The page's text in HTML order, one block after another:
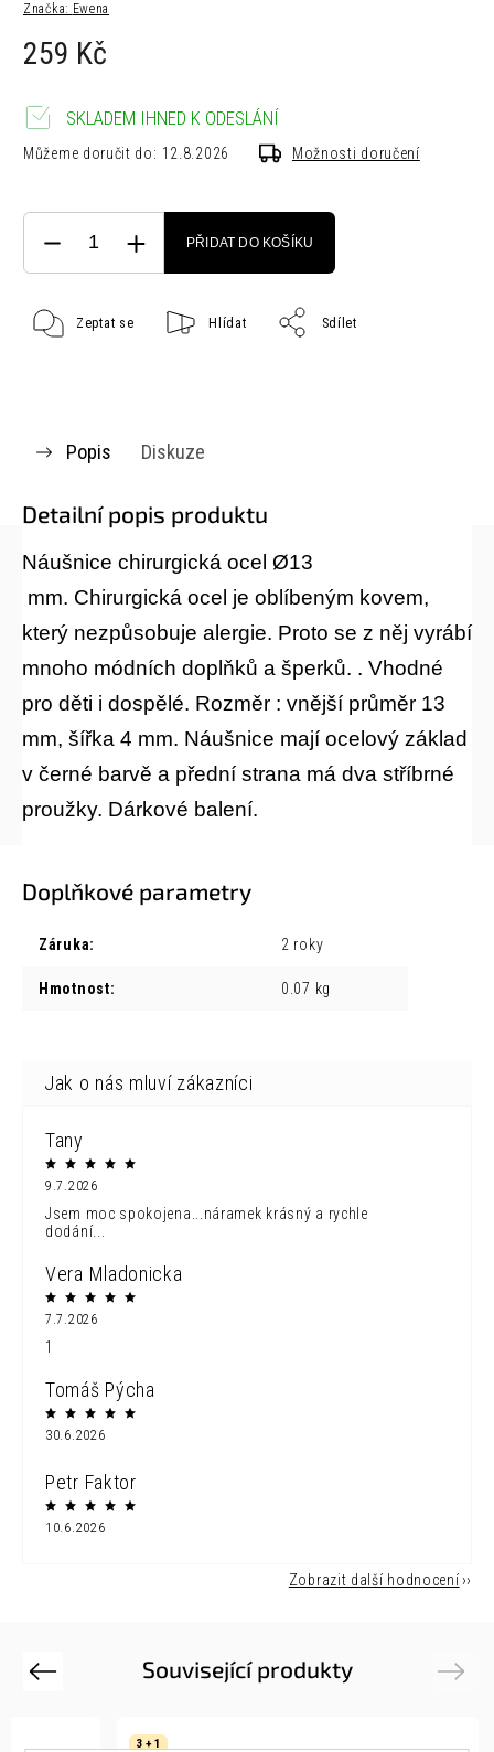
Značka: Ewena
259 Kč
SKLADEM IHNED K ODESLÁNÍ
Můžeme doručit do: 12.8.2026 Možnosti doručení
PŘIDAT DO KOŠÍKU
Zeptat se Hlídat Sdílet
Popis Diskuze
Detailní popis produktu
Náušnice chirurgická ocel Ø13
mm. Chirurgická ocel je oblíbeným kovem,
který nezpůsobuje alergie. Proto se z něj vyrábí
mnoho módních doplňků a šperků. . Vhodné
pro děti i dospělé. Rozměr : vnější průměr 13
mm, šířka 4 mm. Náušnice mají ocelový základ
v černé barvě a přední strana má dva stříbrné
proužky. Dárkové balení.
Doplňkové parametry
Záruka: 2 roky
Hmotnost: 0.07 kg
Tany
9.7.2026
Jsem moc spokojena...náramek krásný a rychle
dodání...
Vera Mladonicka
7.7.2026
1
Tomáš Pýcha
30.6.2026
Petr Faktor
10.6.2026
Zobrazit další hodnocení
Související produkty
Previous
3 + 1
Next